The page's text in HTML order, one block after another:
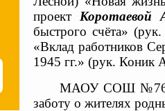
проект Коротаевой
быстрого счёта»
«Вклад работников
1945 гг.» (рук. Коник
МАОУ СОШ №76
заботу о жителях